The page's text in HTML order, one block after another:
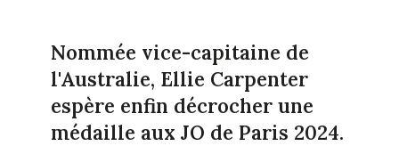
Nommée vice-capitaine de
l'Australie, Ellie Carpenter
espère enfin décrocher une
médaille aux JO de Paris 2024.